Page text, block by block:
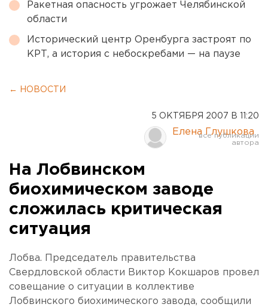
Ракетная опасность угрожает Челябинской
области
Исторический центр Оренбурга застроят по
КРТ, а история с небоскребами — на паузе
← НОВОСТИ
5 ОКТЯБРЯ 2007 В 11:20
Елена Глушкова
На Лобвинском
биохимическом заводе
сложилась критическая
ситуация
Лобва. Председатель правительства
Свердловской области Виктор Кокшаров провел
совещание о ситуации в коллективе
Лобвинского биохимического завода, сообщили